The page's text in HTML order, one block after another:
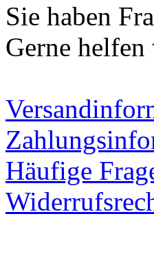
Sie haben
Gerne
Häufige